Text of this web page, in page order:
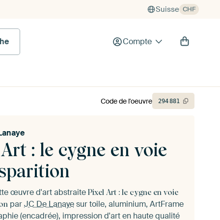
Suisse CHF
Compte
: le cygne en voie
œuvre d'art abstraite Pixel Art : le cygne en voie
parJC De Lanayesur toile, aluminium, ArtFrame
(encadrée), impression d'art en haute qualité
Code de l'oeuvre 294881